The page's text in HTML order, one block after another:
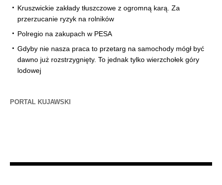
Kruszwickie zakłady tłuszczowe z ogromną karą. Za
przerzucanie ryzyk na rolników
Polregio na zakupach w PESA
Gdyby nie nasza praca to przetarg na samochody mógł być
dawno już rozstrzygnięty. To jednak tylko wierzchołek góry
lodowej
PORTAL KUJAWSKI